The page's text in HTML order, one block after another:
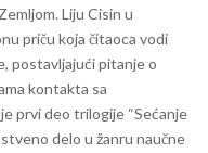
Liju Cisin u
priču koja čitaoca vodi
postavljajući pitanje o
kontakta sa
prvi deo trilogije “Sećanje
delo u žanru naučne